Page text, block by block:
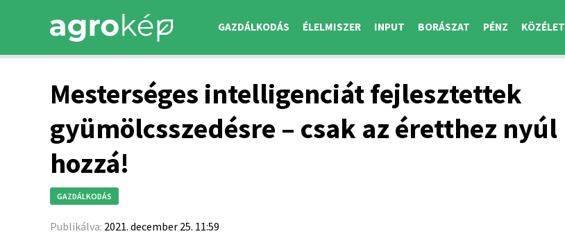
GAZDÁLKODÁS ÉLELMISZER INPUT BORÁSZAT PÉNZ KÖZÉLET
Mesterséges intelligenciát fejlesztettek
gyümölcsszedésre – csak az éretthez nyúl
hozzá!
GAZDÁLKODÁS
Publikálva: 2021. december 25. 11:59